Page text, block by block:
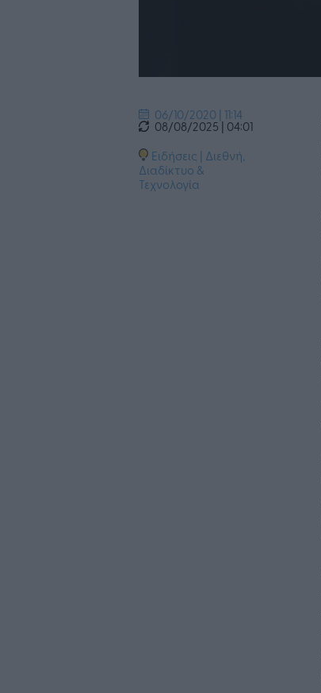
06/10/2020 | 11:14
08/08/2025 | 04:01
Ειδήσεις | Διεθνή,
Διαδίκτυο &
Τεχνολογία